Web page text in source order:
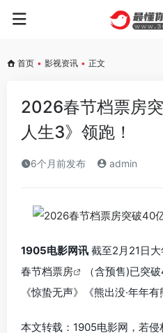
首页 • 影视资讯 • 正文
2026春节档票房
人生3》领跑！
6个月前发布 admin
1905电影网讯 截至2月21日
春节档票房
（含预售)已突
《惊蛰无声》《熊出没·年年
本文转载：1905电影网，若侵